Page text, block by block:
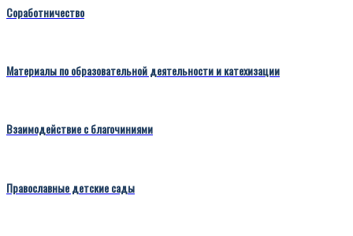
Соработничество
Материалы по образовательной деятельности и катехизации
Взаимодействие с благочиниями
Православные детские сады